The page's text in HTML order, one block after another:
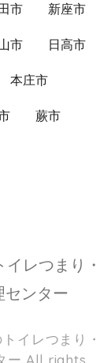
市 新座市
市 日高市
本庄市
蕨市
レつまり・
センター
イレつまり・
ー All rights